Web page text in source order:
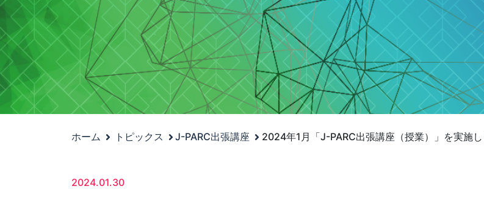
ホーム トピックス J-PARC出張講座 2024年1月「J-PARC出張講座（授業）」を実施し
2024.01.30